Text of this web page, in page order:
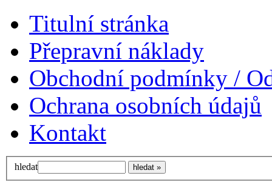
Titulní stránka
Přepravní náklady
Obchodní podmínky /
Ochrana osobních údajů
Kontakt
hledat